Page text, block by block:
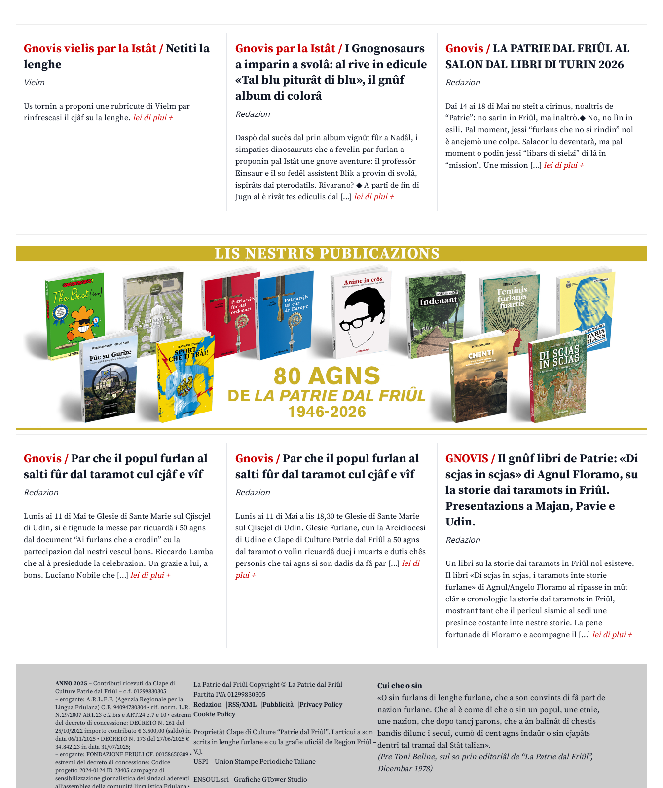
Gnovis vielis par la Istât /Netiti la
lenghe
Vielm
Us tornin a proponi une rubricute di Vielm par
rinfrescasi il cjâf su la lenghe. lei di plui +
Gnovis par la Istât /I Gnognosaurs
a imparin a svolâ: al rive in edicule
«Tal blu piturât di blu», il gnûf
album di colorâ
Redazion
Daspò dal sucès dal prin album vignût fûr a Nadâl, i
simpatics dinosauruts che a fevelin par furlan a
proponin pal Istât une gnove aventure: il professôr
Einsaur e il so fedêl assistent Blik a provin di svolâ,
ispirâts dai pterodatils. Rivarano? ◆ A partî de fin di
Jugn al è rivât tes ediculis dal […] lei di plui +
Gnovis /LA PATRIE DAL FRIÛL AL
SALON DAL LIBRI DI TURIN 2026
Redazion
Dai 14 ai 18 di Mai no steit a cirînus, noaltris de
“Patrie”: no sarin in Friûl, ma inaltrò.◆ No, no lìn in
esili. Pal moment, jessi “furlans che no si rindin” nol
è ancjemò une colpe. Salacor lu deventarà, ma pal
moment o podin jessi “libars di sielzi” di lâ in
“mission”. Une mission […]lei di plui +
Gnovis /Par che il popul furlan al
salti fûr dal taramot cul cjâf e vîf
Redazion
Lunis ai 11 di Mai te Glesie di Sante Marie sul Cjiscjel
di Udin, si è tignude la messe par ricuardâ i 50 agns
dal document “Ai furlans che a crodin” cu la
partecipazion dal nestri vescul bons. Riccardo Lamba
che al à presiedude la celebrazion. Un grazie a lui, a
bons. Luciano Nobile che […] lei di plui +
Gnovis /Par che il popul furlan al
salti fûr dal taramot cul cjâf e vîf
Redazion
Lunis ai 11 di Mai a lis 18,30 te Glesie di Sante Marie
sul Cjiscjel di Udin. Glesie Furlane, cun la Arcidiocesi
di Udine e Clape di Culture Patrie dal Friûl a 50 agns
dal taramot o volìn ricuardâ ducj i muarts e dutis chês
personis che tai agns si son dadis da fâ par […] lei di
plui +
GNOVIS /Il gnûf libri de Patrie: «Di
scjas in scjas» di Agnul Floramo, su
la storie dai taramots in Friûl.
Presentazions a Majan, Pavie e
Udin.
Redazion
Un libri su la storie dai taramots in Friûl nol esisteve.
Il libri «Di scjas in scjas, i taramots inte storie
furlane» di Agnul/Angelo Floramo al ripasse in mût
clâr e cronologjic la storie dai taramots in Friûl,
mostrant tant che il pericul sismic al sedi une
presince costante inte nestre storie. La pene
fortunade di Floramo e acompagne il […]lei di plui +
La Patrie dal Friûl Copyright © La Patrie dal Friûl
Partita IVA 01299830305
Redazion
RSS/XML Pubblicità
Privacy Policy
Cookie Policy
Proprietât Clape di Culture “Patrie dal Friûl”. I articui a son
scrits in lenghe furlane e cu la grafie uficiâl de Regjon Friûl –
V.J.
USPI – Union Stampe Periodiche Taliane
ENSOUL srl-Grafiche GTower Studio
Cui che o sin
«O sin furlans di lenghe furlane, che a son convints di fâ part de
nazion furlane. Che al è come dî che o sin un popul, une etnie,
une nazion, che dopo tancj parons, che a àn balinât di chestis
bandis dilunc i secui, cumò di cent agns indaûr o sin cjapâts
dentri tal tramai dal Stât talian».
(Pre Toni Beline, sul so prin editoriâl de “La Patrie dal Friûl”,
Dicembar 1978)
ANNO 2025 – Contributi ricevuti da Clape di
Culture Patrie dal Friûl – c.f. 01299830305
– erogante: A.R.L.E.F. (Agenzia Regionale per la
Lingua Friulana) C.F. 94094780304 • rif. norm. L.R.
N.29/2007 ART.23 c.2 bis e ART.24 c.7 e 10 • estremi
del decreto di concessione: DECRETO N. 261 del
25/10/2022 importo contributo € 3.500,00 (saldo) in
data 06/11/2025 • DECRETO N. 173 del 27/06/2025 €
34.842,23 in data 31/07/2025;
– erogante: FONDAZIONE FRIULI CF. 00158650309 •
estremi del decreto di concessione: Codice
progetto 2024-0124 ID 23405 campagna di
sensibilizzazione giornalistica dei sindaci aderenti
all’assemblea della comunità linguistica Friulana •